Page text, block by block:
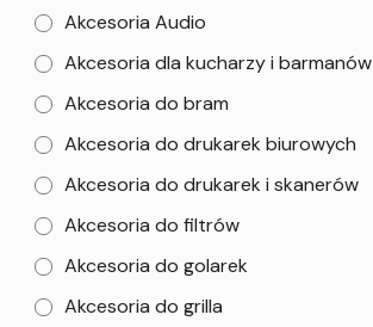
Akcesoria Audio
Akcesoria dla kucharzy i barmanów
Akcesoria do bram
Akcesoria do drukarek biurowych
Akcesoria do drukarek i skanerów
Akcesoria do filtrów
Akcesoria do golarek
Akcesoria do grilla